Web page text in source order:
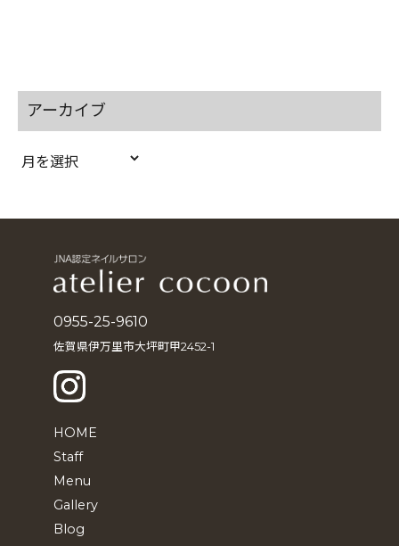
アーカイブ
ア
0955-25-9610
佐賀県伊万里市大坪町甲2452-1
HOME
Staff
Menu
Gallery
Blog